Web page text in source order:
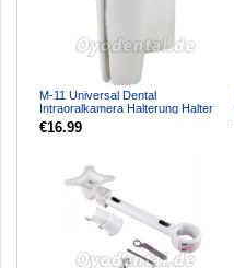
M-11 Universal Dental
Intraoralkamera Halterung Halter
Basis
€16.99